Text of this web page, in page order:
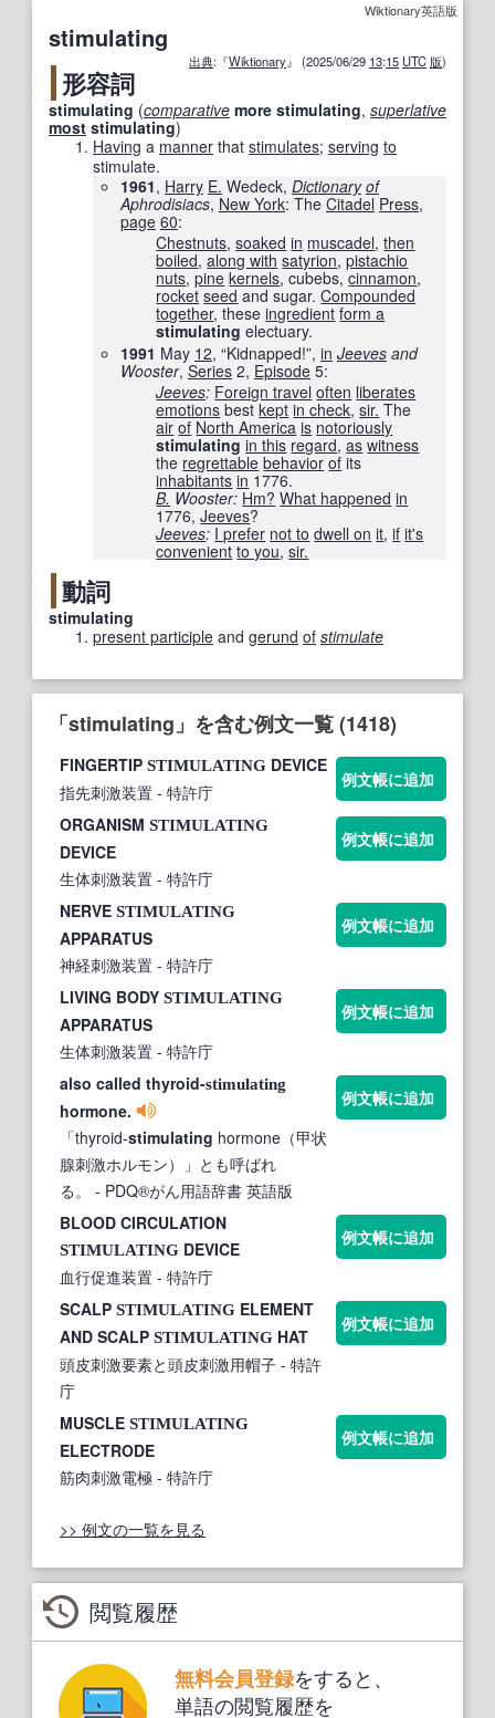
Wiktionary英語版
stimulating
出典:『Wiktionary』 (2025/06/29 13:15 UTC 版)
形容詞
stimulating (comparative more stimulating, superlative
most stimulating)
Having a manner that stimulates; serving to
stimulate.
1961, Harry E. Wedeck, Dictionary of
Aphrodisiacs, New York: The Citadel Press,
page 60:
Chestnuts,soaked in muscadel,then
boiled,along with satyrion,pistachio
nuts,pine kernels, cubebs,cinnamon,
rocket seed and sugar.Compounded
together, theseingredient form a
stimulating electuary.
1991 May 12, “Kidnapped!”, in Jeeves and
Wooster, Series 2, Episode 5:
Jeeves: Foreign travel often liberates
emotions bestkept in check,sir. The
air of North America is notoriously
stimulating in this regard,as witness
the regrettable behavior of its
inhabitants in 1776.
B. Wooster: Hm? What happened in
1776,Jeeves?
Jeeves: I prefer not to dwell on it,if it's
convenient to you,sir.
動詞
stimulating
present participle and gerund of stimulate
「stimulating」を含む例文一覧 (1418)
FINGERTIP STIMULATING DEVICE
指先刺激装置 - 特許庁
例文帳に追加
ORGANISM STIMULATING
DEVICE
生体刺激装置 - 特許庁
例文帳に追加
NERVE STIMULATING
APPARATUS
神経刺激装置 - 特許庁
例文帳に追加
LIVING BODY STIMULATING
APPARATUS
生体刺激装置 - 特許庁
例文帳に追加
also called thyroid-stimulating
hormone.
「thyroid-stimulating hormone（甲状
腺刺激ホルモン）」とも呼ばれ
る。
- PDQ®がん用語辞書 英語版
例文帳に追加
BLOOD CIRCULATION
STIMULATING DEVICE
血行促進装置 - 特許庁
例文帳に追加
SCALP STIMULATING ELEMENT
AND SCALP STIMULATING HAT
頭皮刺激要素と頭皮刺激用帽子 - 特許
庁
例文帳に追加
MUSCLE STIMULATING
ELECTRODE
筋肉刺激電極 - 特許庁
例文帳に追加
>> 例文の一覧を見る
閲覧履歴
無料会員登録をすると、
単語の閲覧履歴を